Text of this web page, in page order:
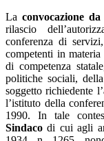
Laconvocazione
rilascio
conferenza di
competenti in
di competenza
politiche sociali,
soggetto richiedente
l’istituto della
1990. In tale
Sindaco di cui agli